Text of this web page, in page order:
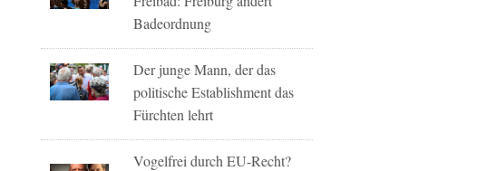
Badeordnung
Der junge Mann, der das
politische Establishment das
Fürchten lehrt
Vogelfrei durch EU-Recht?